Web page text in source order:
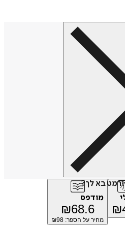
בא לך?
₪
מודפס
₪68.6
מחיר על הספר: ₪ 98